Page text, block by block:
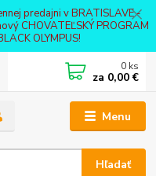
predajni v BRATISLAVE -
CHOVATEĽSKÝ PROGRAM
OLYMPUS!
Menu
Hľadať
0 ks
za 0,00 €